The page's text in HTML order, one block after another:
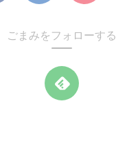
ごまみをフォローする